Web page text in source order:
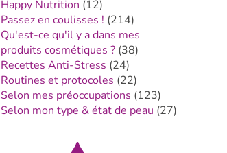
Happy Nutrition (12)
Passez en coulisses ! (214)
Qu'est-ce qu'il y a dans mes
produits cosmétiques ? (38)
Recettes Anti-Stress (24)
Routines et protocoles (22)
Selon mes préoccupations (123)
Selon mon type & état de peau (27)